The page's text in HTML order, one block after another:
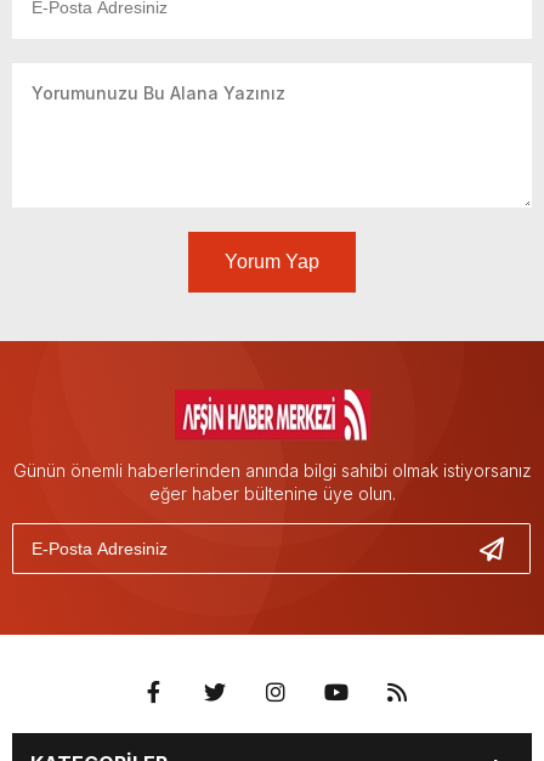
Yorum Yap
Günün önemli haberlerinden anında bilgi sahibi olmak istiyorsanız
eğer haber bültenine üye olun.